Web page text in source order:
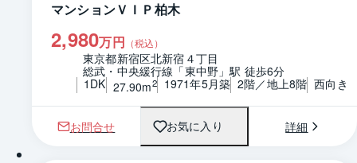
マンションＶＩＰ柏木
2,980万円 （税込）
東京都新宿区北新宿４丁目
総武・中央緩行線「東中野」駅 徒歩6分
1DK 27.90m2 1971年5月築 2階／地上8階 西向き
お問合せ お気に入り 詳細
1 / 0 間取り